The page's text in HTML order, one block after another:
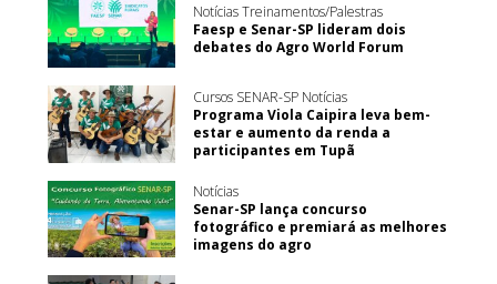
Notícias Treinamentos/Palestras
Faesp e Senar-SP lideram dois
debates do Agro World Forum
Cursos SENAR-SP Notícias
Programa Viola Caipira leva bem-
estar e aumento da renda a
participantes em Tupã
Notícias
Senar-SP lança concurso
fotográfico e premiará as melhores
imagens do agro